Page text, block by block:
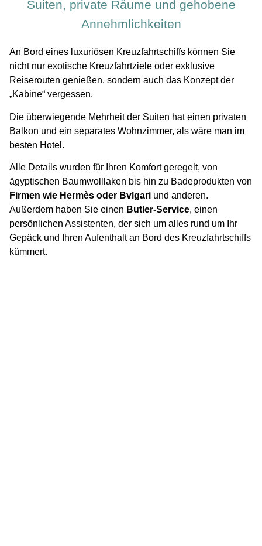
Suiten, private Räume und gehobene
Annehmlichkeiten
An Bord eines luxuriösen Kreuzfahrtschiffs können Sie
nicht nur exotische Kreuzfahrtziele oder exklusive
Reiserouten genießen, sondern auch das Konzept der
„Kabine“ vergessen.
Die überwiegende Mehrheit der Suiten hat einen privaten
Balkon und ein separates Wohnzimmer, als wäre man im
besten Hotel.
Alle Details wurden für Ihren Komfort geregelt, von
ägyptischen Baumwolllaken bis hin zu Badeprodukten von
Firmen wie Hermès oder Bvlgari und anderen.
Außerdem haben Sie einen Butler-Service, einen
persönlichen Assistenten, der sich um alles rund um Ihr
Gepäck und Ihren Aufenthalt an Bord des Kreuzfahrtschiffs
kümmert.